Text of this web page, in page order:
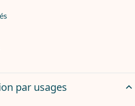
par usages